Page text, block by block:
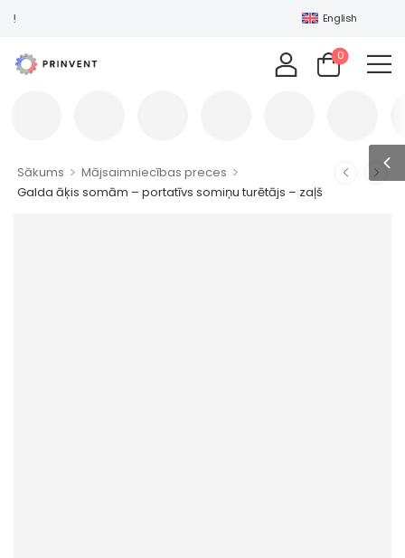
LAIPNI LŪGTI PRINVENT
English
0
Sākums > Mājsaimniecības preces >
Galda āķis somām – portatīvs somiņu turētājs – zaļš